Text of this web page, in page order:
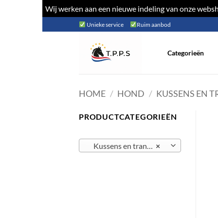
Wij werken aan een nieuwe indeling van onze
naar
Unieke service Ruim aanbod
Categorieën
HOME / HOND / KUSSENS EN
PRODUCTCATEGORIEËN
×
Kussens en transport